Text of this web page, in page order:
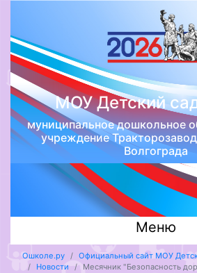
МОУ Детский
муниципальное дошкольное
учреждение
Волгограда
Меню
Ошколе.ру
Официальный сайт МОУ
Новости
Месячник "Безопасность